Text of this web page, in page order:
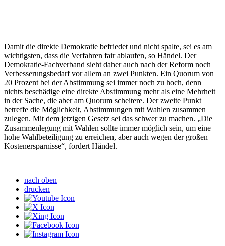
Damit die direkte Demokratie befriedet und nicht spalte, sei es am
wichtigsten, dass die Verfahren fair ablaufen, so Händel. Der
Demokratie-Fachverband sieht daher auch nach der Reform noch
Verbesserungsbedarf vor allem an zwei Punkten. Ein Quorum von
20 Prozent bei der Abstimmung sei immer noch zu hoch, denn
nichts beschädige eine direkte Abstimmung mehr als eine Mehrheit
in der Sache, die aber am Quorum scheitere. Der zweite Punkt
betreffe die Möglichkeit, Abstimmungen mit Wahlen zusammen
zulegen. Mit dem jetzigen Gesetz sei das schwer zu machen. „Die
Zusammenlegung mit Wahlen sollte immer möglich sein, um eine
hohe Wahlbeteiligung zu erreichen, aber auch wegen der großen
Kostenersparnisse“, fordert Händel.
nach oben
drucken